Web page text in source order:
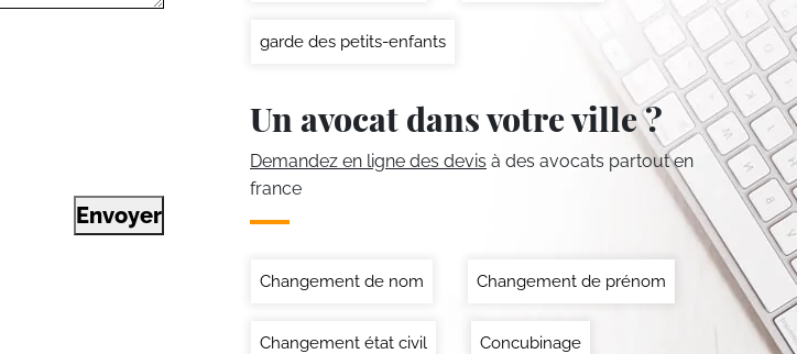
Envoyer
garde des petits-enfants
Un avocat dans votre ville ?
Demandez en ligne des devis à des avocats partout en
france
Changement de nom Changement de prénom
Changement état civil Concubinage